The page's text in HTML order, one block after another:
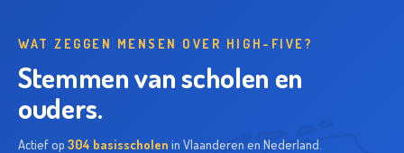
WAT ZEGGEN MENSEN OVER HIGH-FIVE?
Stemmen van scholen en
ouders.
Actief op 304 basisscholen in Vlaanderen en Nederland.